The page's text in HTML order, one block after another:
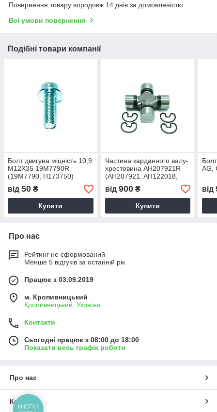
Повернення товару впродовж 14 днів за домовленістю
Всі умови повернення
Подібні товари компанії
Болт двигуна міцність 10,9
M12X35 19M7790R
(19M7790, H173750)
(HDParts-AG)
від 50 ₴
Купити
Частина карданного валу-
хрестовина AH207921R
(AH207921, AH122018,
RE15546, RE37355,
84355343, 4120M0011)
(HDParts-AG, США)
від 900₴
Купити
від
Про нас
Рейтинг не сформований
Менше 5 відгуків за останній рік
Працює з 03.09.2019
м. Кропивницький
Кропивницький, Україна
Контакти
Сьогодні працює з 08:00 до 18:00
Показати весь графік роботи
Про нас
Контакти
КНОПКА